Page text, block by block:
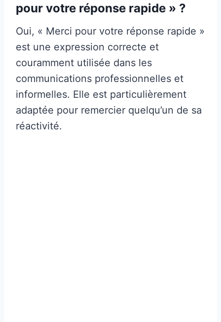
pour votre réponse rapide » ?
Oui, « Merci pour votre réponse rapide »
est une expression correcte et
couramment utilisée dans les
communications professionnelles et
informelles. Elle est particulièrement
adaptée pour remercier quelqu’un de sa
réactivité.